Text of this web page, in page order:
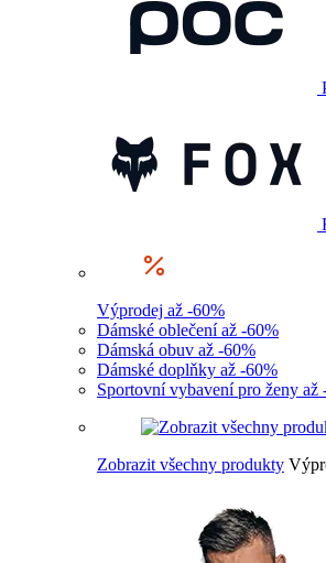
Výprodej až -60%
Dámské oblečení až -60%
Dámská obuv až -60%
Dámské doplňky až -60%
Sportovní vybavení pro ženy až
Zobrazit všechny produkty